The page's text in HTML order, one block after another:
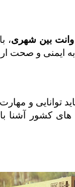
وانت بین شهری،
به ایمنی و صحت
توانایی و
های کشور آشنا